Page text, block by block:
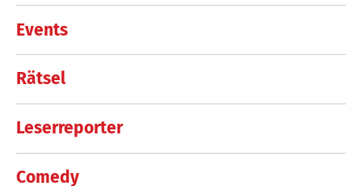
Events
Rätsel
Leserreporter
Comedy